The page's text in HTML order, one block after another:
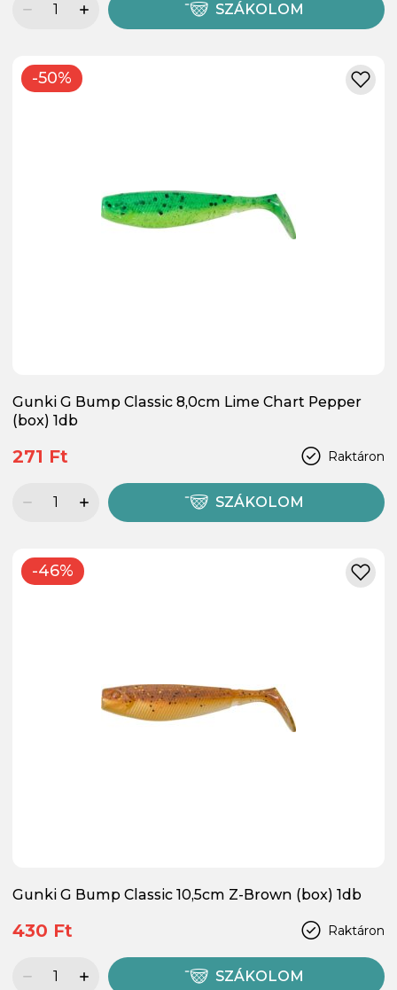
SZÁKOLOM
-50%
Gunki G Bump Classic 8,0cm Lime Chart Pepper
(box) 1db
Raktáron
271 Ft
SZÁKOLOM
-46%
Gunki G Bump Classic 10,5cm Z-Brown (box) 1db
Raktáron
430 Ft
SZÁKOLOM